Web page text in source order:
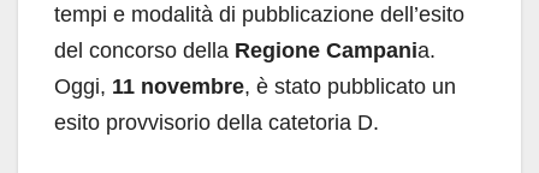
tempi e modalità di pubblicazione dell’esito
del concorso della Regione Campania.
Oggi, 11 novembre, è stato pubblicato un
esito provvisorio della catetoria D.